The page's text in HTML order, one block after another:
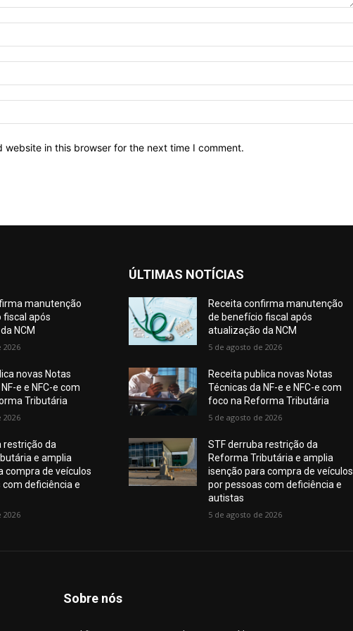
website in this browser for the next time I comment.
manutenção
fiscal após
NCM
2026
novas Notas
e e NFC-e com
Tributária
2026
restrição da
e amplia
compra de veículos
com deficiência e
2026
ÚLTIMAS NOTÍCIAS
Receita confirma manutenção
de benefício fiscal após
atualização da NCM
5 de agosto de 2026
Receita publica novas Notas
Técnicas da NF-e e NFC-e com
foco na Reforma Tributária
5 de agosto de 2026
STF derruba restrição da
Reforma Tributária e amplia
isenção para compra de veículos
por pessoas com deficiência e
autistas
5 de agosto de 2026
Sobre nós